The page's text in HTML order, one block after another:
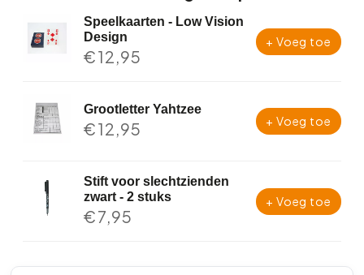
Speelkaarten - Low Vision
Design
€12,95
+ Voeg toe
Grootletter Yahtzee
€12,95 + Voeg toe
Stift voor slechtzienden
zwart - 2 stuks
€7,95
+ Voeg toe